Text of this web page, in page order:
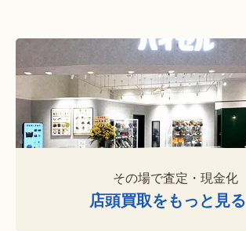
その場で査定・現金化
店頭買取をもっと見る